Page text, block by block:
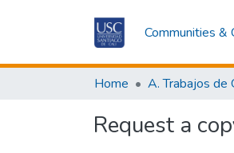
Communities &
Home A. Trabajos de
Request a